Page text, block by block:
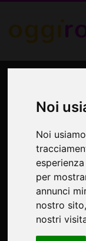
Noi
Noi
per
annunci
nostro
nostri
Spettacolo